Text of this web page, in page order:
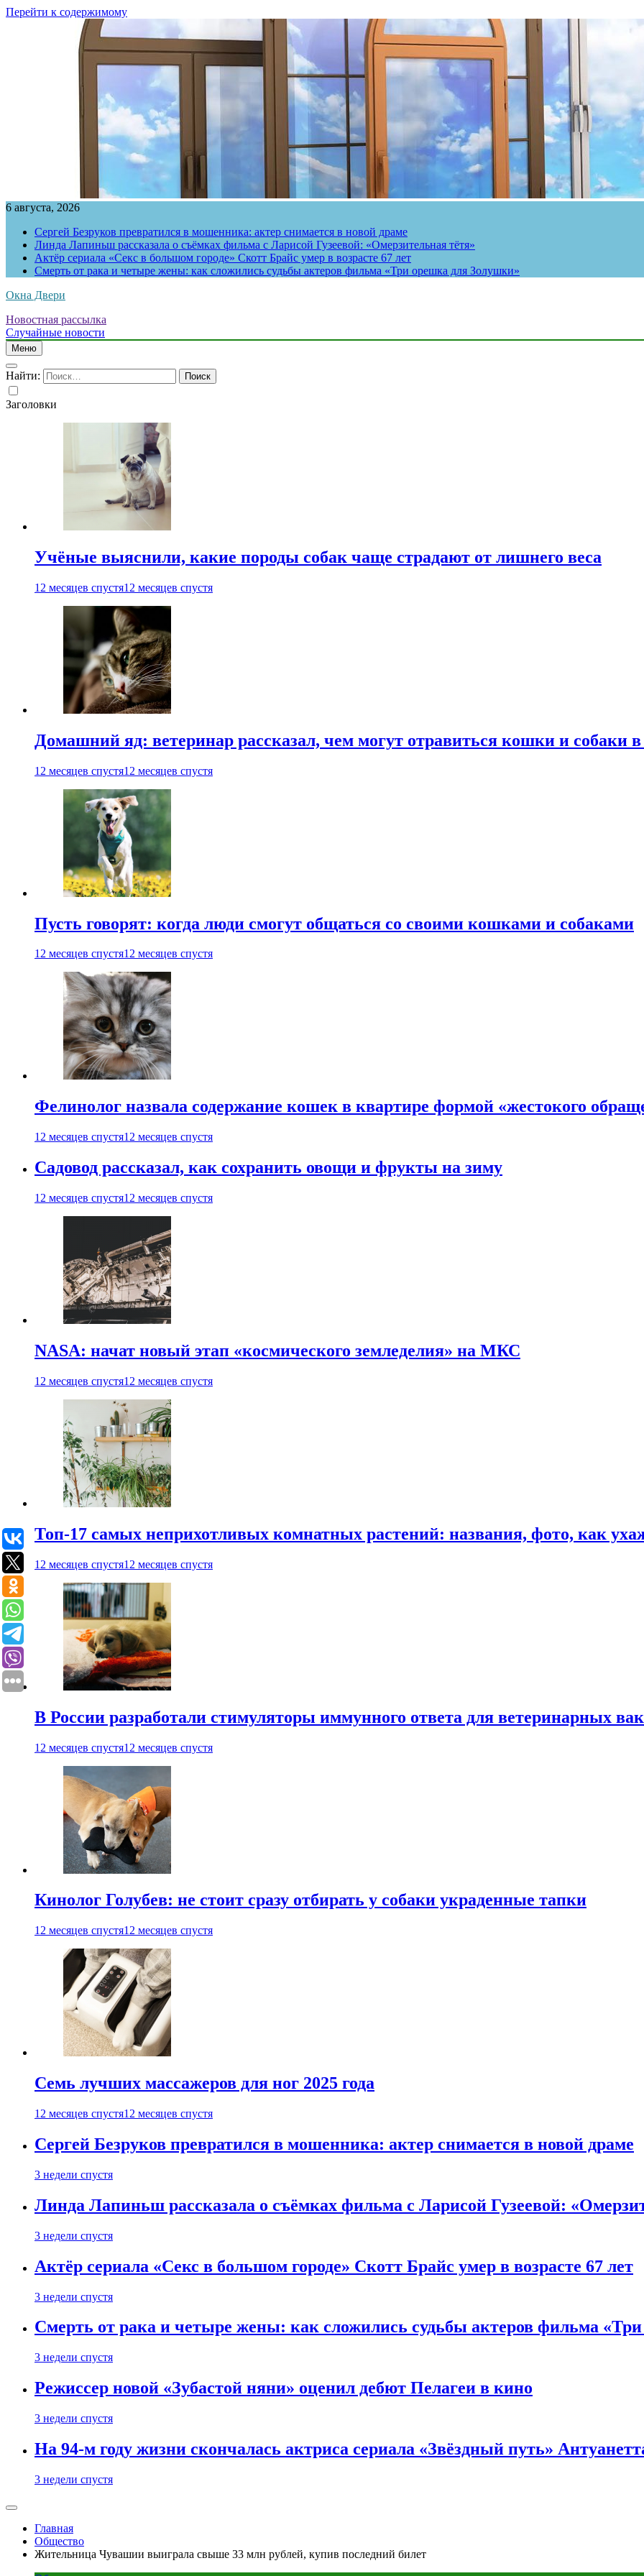
Перейти к содержимому
6 августа, 2026
Сергей Безруков превратился в мошенника: актер снимается в новой драме
Линда Лапиньш рассказала о съёмках фильма с Ларисой Гузеевой: «Омерзительная тётя»
Актёр сериала «Секс в большом городе» Скотт Брайс умер в возрасте 67 лет
Смерть от рака и четыре жены: как сложились судьбы актеров фильма «Три орешка для Золушки»
Окна Двери
Новостная рассылка
Случайные новости
Меню
Найти:
Заголовки
Учёные выяснили, какие породы собак чаще страдают от лишнего веса
12 месяцев спустя12 месяцев спустя
Домашний яд: ветеринар рассказал, чем могут отравиться кошки и собаки
12 месяцев спустя12 месяцев спустя
Пусть говорят: когда люди смогут общаться со своими кошками и собаками
12 месяцев спустя12 месяцев спустя
Фелинолог назвала содержание кошек в квартире формой «жестокого
12 месяцев спустя12 месяцев спустя
Садовод рассказал, как сохранить овощи и фрукты на зиму
12 месяцев спустя12 месяцев спустя
NASA: начат новый этап «космического земледелия» на МКС
12 месяцев спустя12 месяцев спустя
Топ-17 самых неприхотливых комнатных растений: названия, фото, как
12 месяцев спустя12 месяцев спустя
В России разработали стимуляторы иммунного ответа для ветеринарных
12 месяцев спустя12 месяцев спустя
Кинолог Голубев: не стоит сразу отбирать у собаки украденные тапки
12 месяцев спустя12 месяцев спустя
Семь лучших массажеров для ног 2025 года
12 месяцев спустя12 месяцев спустя
Сергей Безруков превратился в мошенника: актер снимается в новой драме
3 недели спустя
Линда Лапиньш рассказала о съёмках фильма с Ларисой Гузеевой:
3 недели спустя
Актёр сериала «Секс в большом городе» Скотт Брайс умер в возрасте 67 лет
3 недели спустя
Смерть от рака и четыре жены: как сложились судьбы актеров фильма
3 недели спустя
Режиссер новой «Зубастой няни» оценил дебют Пелагеи в кино
3 недели спустя
На 94-м году жизни скончалась актриса сериала «Звёздный путь»
3 недели спустя
Главная
Общество
Жительница Чувашии выиграла свыше 33 млн рублей, купив последний билет